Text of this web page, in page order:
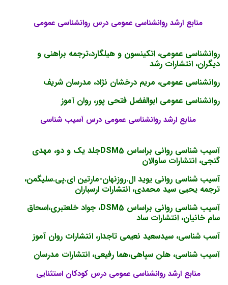
منابع ارشد روانشناسی عمومی درس روانشناسی عمومی
روانشناسی عمومی، اتکینسون و هیلگارد،ترجمه براهنی و
دیگران، انتشارات رشد
روانشناسی عمومی، مریم درخشان نژاد، مدرسان شریف
روانشناسی عمومی ابوالفضل فتحی پور، روان آموز
منابع ارشد روانشناسی عمومی درس آسیب شناسی
آسیب شناسی روانی براساس DSM5جلد یک و دو، مهدی
گنجی، انتشارات ساوالان
آسیب شناسی روانی یوید ال.روزنهان-مارتین ای.پی.سلیگمن،
ترجمه یحیی سید محمدی، انتشارات ارسباران
آسیب شناسی روانی براساس DSM5، جواد خلعتبری،اسحاق
سام خانیان، انتشارات ساد
آسب شناسی، سیدسعید نعیمی تاجدار، انتشارات روان آموز
آسیب شناسی، هلن سپاهی،هما رفیعی، انتشارات مدرسان
منابع ارشد روانشناسی عمومی درس کودکان استثنایی